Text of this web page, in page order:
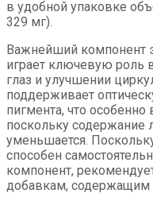
в удобной упаковке
329 мг).
Важнейший компонент
играет ключевую роль
глаз и улучшении
поддерживает
пигмента, что
поскольку содержание
уменьшается.
способен
компонент,
добавкам, содержащим